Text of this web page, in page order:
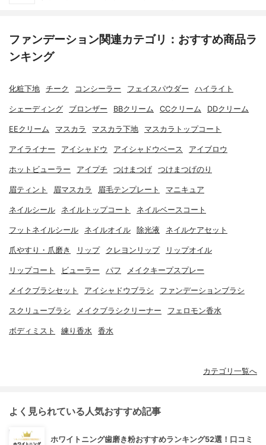
ファンデーション関連カテゴリ：おすすめ商品ラ
ンキング
化粧下地 チーク コンシーラー フェイスパウダー ハイライト
シェーディング ブロンザー BBクリーム CCクリーム DDクリーム
EEクリーム マスカラ マスカラ下地 マスカラトップコート
アイライナー アイシャドウ アイシャドウベース アイブロウ
ホットビューラー アイプチ つけまつげ つけまつげのり
眉ティント 眉マスカラ 眉毛テンプレート マニキュア
ネイルシール ネイルトップコート ネイルベースコート
フットネイルシール ネイルオイル 除光液 ネイルケアセット
爪やすり・爪磨き リップ クレヨンリップ リップオイル
リップコート ビューラー パフ メイクキープスプレー
メイクブラシセット アイシャドウブラシ ファンデーションブラシ
スクリューブラシ メイクブラシクリーナー フェロモン香水
ボディミスト 練り香水 香水
カテゴリ一覧へ
よく見られている人気おすすめ記事
ホワイトニング歯磨き粉おすすめランキング52選！口コミ